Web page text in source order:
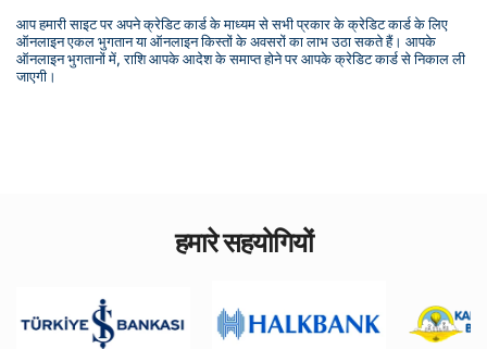
आप हमारी साइट पर अपने क्रेडिट कार्ड के माध्यम से सभी प्रकार के क्रेडिट कार्ड के लिए
ऑनलाइन एकल भुगतान या ऑनलाइन किस्तों के अवसरों का लाभ उठा सकते हैं। आपके
ऑनलाइन भुगतानों में, राशि आपके आदेश के समाप्त होने पर आपके क्रेडिट कार्ड से निकाल ली
जाएगी।
हमारे सहयोगियों